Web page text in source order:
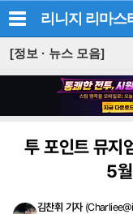
리니지 리마스
[정보 · 뉴스 모음]
투 포인트 뮤지
5
김찬휘 기자 (